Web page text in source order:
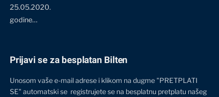
25.05.2020.
godine…
Prijavi se za besplatan Bilten
Unosom vaše e-mail adrese i klikom na dugme "PRETPLATI
SE" automatski se registrujete se na besplatnu pretplatu našeg